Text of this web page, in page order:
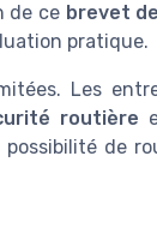
de ce brevet
pratique.
Les
routière
de